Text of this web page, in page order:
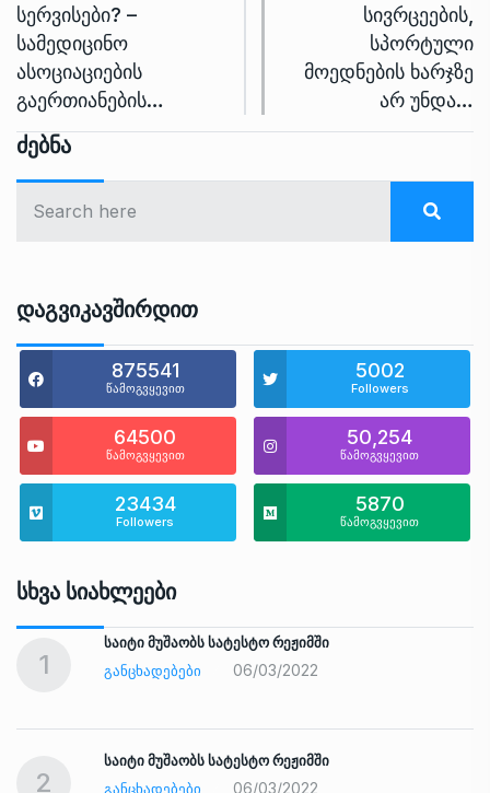
სერვისები? –
სამედიცინო
ასოციაციების
გაერთიანების…
სივრცეების,
სპორტული
მოედნების ხარჯზე
არ უნდა…
Ძებნა
Დაგვიკავშირდით
875541
წამოგვყევით
5002
Followers
64500
წამოგვყევით
50,254
წამოგვყევით
23434
Followers
5870
წამოგვყევით
Სხვა Სიახლეები
1
საიტი მუშაობს სატესტო რეჟიმში
ᲒᲐᲜᲪᲮᲐᲓᲔᲑᲔᲑᲘ
06/03/2022
2
საიტი მუშაობს სატესტო რეჟიმში
ᲒᲐᲜᲪᲮᲐᲓᲔᲑᲔᲑᲘ
06/03/2022